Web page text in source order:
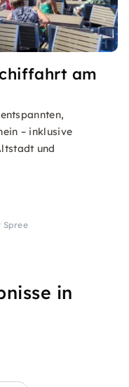
am
– inklusive
und
in